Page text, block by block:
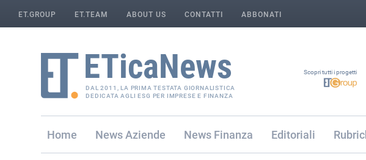
ET.GROUP ET.TEAM ABOUT US CONTATTI ABBONATI
DAL 2011, LA PRIMA TESTATA GIORNALISTICA
DEDICATA AGLI ESG PER IMPRESE E FINANZA
Scopri tutti i progetti
Home Aziende Finanza Editoriali